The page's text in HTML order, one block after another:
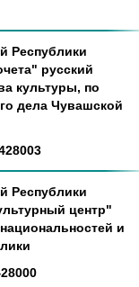
Республики
русский
культуры, по
дела Чувашской
Республики
центр"
и